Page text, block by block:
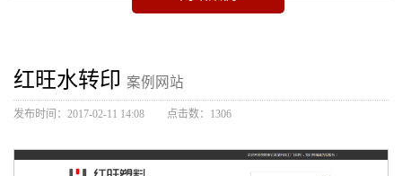
红旺水转印 案例网站
发布时间：2017-02-11 14:08 点击数：1306